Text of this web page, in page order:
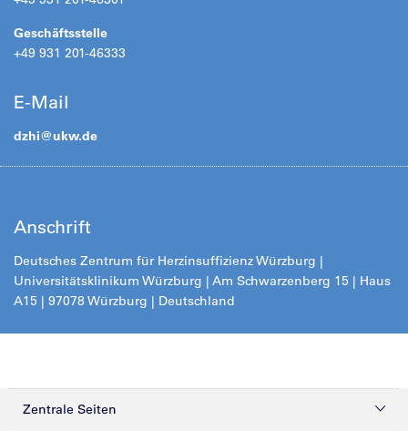
Geschäftsstelle
+49 931 201-46333
E-Mail
dzhi@ukw.de
Anschrift
Deutsches Zentrum für Herzinsuffizienz Würzburg |
Universitätsklinikum Würzburg | Am Schwarzenberg 15 | Haus
A15 | 97078 Würzburg | Deutschland
Zentrale Seiten